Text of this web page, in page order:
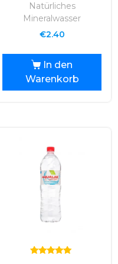
Natürliches
Mineralwasser
€2.40
In den
Warenkorb